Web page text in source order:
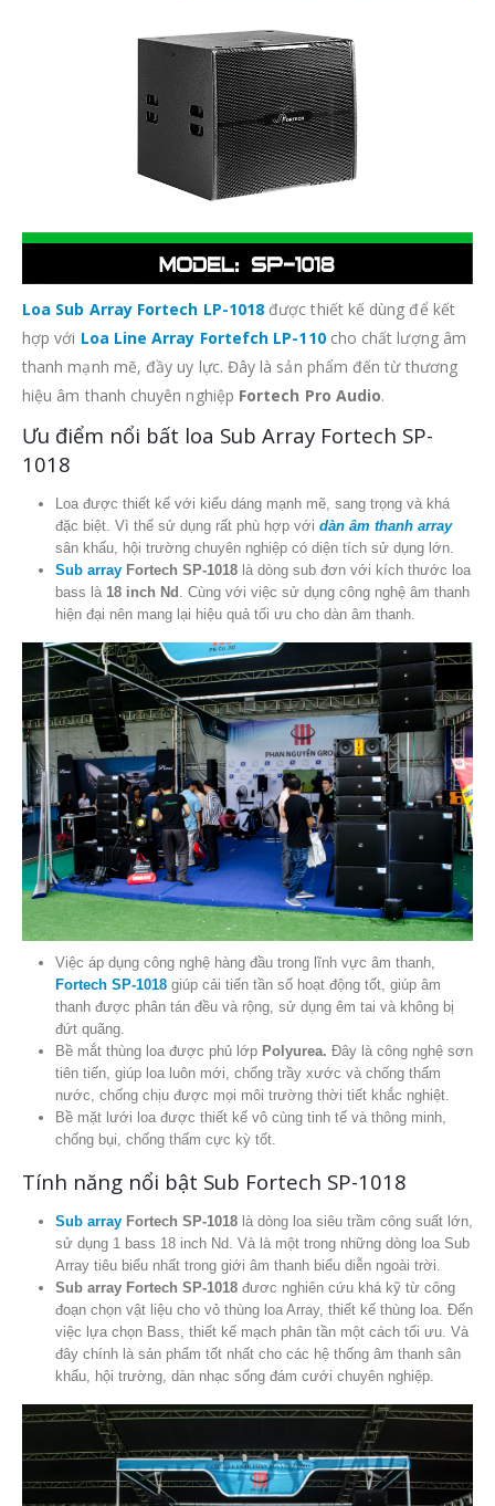
Loa Sub Array Fortech LP-1018 được thiết kế dùng để kết
hợp với Loa Line Array Fortefch LP-110cho chất lượng âm
thanh mạnh mẽ, đầy uy lực. Đây là sản phẩm đến từ thương
hiệu âm thanh chuyên nghiệp Fortech Pro Audio.
Ưu điểm nổi bất loa Sub Array Fortech SP-
1018
Loa được thiết kế với kiểu dáng mạnh mẽ, sang trọng và khá
đặc biệt. Vì thế sử dụng rất phù hợp với dàn âm thanh array
sân khấu, hội trường chuyên nghiệp có diện tích sử dụng lớn.
Sub arrayFortech SP-1018là dòng sub đơn với kích thước loa
bass là 18 inch Nd . Cùng với việc sử dụng công nghệ âm thanh
hiện đại nên mang lại hiệu quả tối ưu cho dàn âm thanh.
Việc áp dụng công nghệ hàng đầu trong lĩnh vực âm thanh,
Fortech SP-1018giúp cải tiến tần số hoạt động tốt, giúp âm
thanh được phân tán đều và rộng, sử dụng êm tai và không bị
đứt quãng.
Bề mắt thùng loa được phủ lớp Polyurea. Đây là công nghệ sơn
tiên tiến, giúp loa luôn mới, chống trầy xước và chống thấm
nước, chống chịu được mọi môi trường thời tiết khắc nghiệt.
Bề mặt lưới loa được thiết kế vô cùng tinh tế và thông minh,
chống bụi, chống thấm cực kỳ tốt.
Tính năng nổi bật Sub Fortech SP-1018
Sub arrayFortech SP-1018là dòng loa siêu trầm công suất lớn,
sử dụng 1 bass 18 inch Nd. Và là một trong những dòng loa Sub
Array tiêu biểu nhất trong giới âm thanh biểu diễn ngoài trời.
Sub array Fortech SP-1018 đươc nghiên cứu khá kỹ từ công
đoạn chọn vật liệu cho vỏ thùng loa Array, thiết kế thùng loa. Đến
việc lựa chọn Bass, thiết kế mạch phân tần một cách tối ưu. Và
đây chính là sản phẩm tốt nhất cho các hệ thống âm thanh sân
khấu, hội trường, dàn nhạc sống đám cưới chuyên nghiệp.